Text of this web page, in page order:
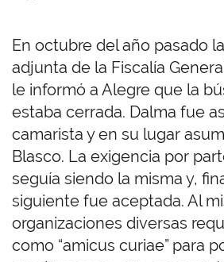
En octubre del año pasado
adjunta de la Fiscalía
le informó a Alegre que la
estaba cerrada. Dalma fue
camarista y en su lugar
Blasco. La exigencia por
seguía siendo la misma y,
siguiente fue aceptada. Al
organizaciones diversas
como “amicus curiae” para